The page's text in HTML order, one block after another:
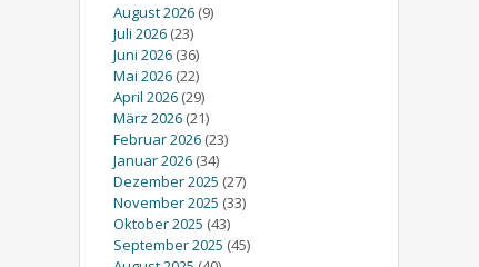
August 2026 (9)
Juli 2026 (23)
Juni 2026 (36)
Mai 2026 (22)
April 2026 (29)
März 2026 (21)
Februar 2026 (23)
Januar 2026 (34)
Dezember 2025 (27)
November 2025 (33)
Oktober 2025 (43)
September 2025 (45)